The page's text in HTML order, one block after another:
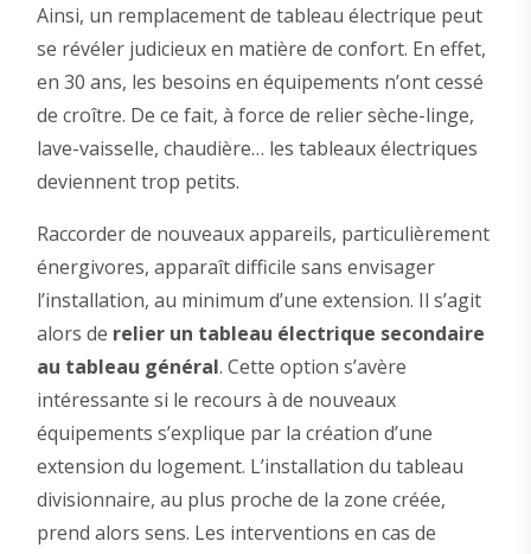
Ainsi, un remplacement de tableau électrique peut
se révéler judicieux en matière de confort. En effet,
en 30 ans, les besoins en équipements n’ont cessé
de croître. De ce fait, à force de relier sèche-linge,
lave-vaisselle, chaudière… les tableaux électriques
deviennent trop petits.
Raccorder de nouveaux appareils, particulièrement
énergivores, apparaît difficile sans envisager
l’installation, au minimum d’une extension. Il s’agit
alors de relier un tableau électrique secondaire
au tableau général. Cette option s’avère
intéressante si le recours à de nouveaux
équipements s’explique par la création d’une
extension du logement. L’installation du tableau
divisionnaire, au plus proche de la zone créée,
prend alors sens. Les interventions en cas de